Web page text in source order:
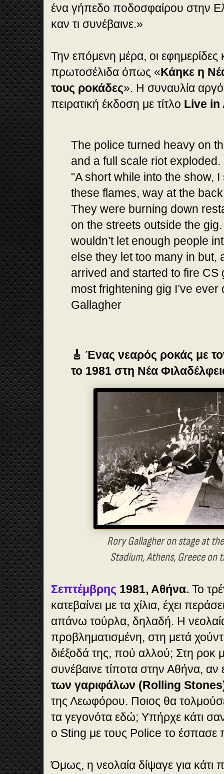
ένα γήπεδο ποδοσφαίρου στην
καν τι συνέβαινε.»
Την επόμενη μέρα, οι
πρωτοσέλιδα όπως «Κάηκε η
τους ροκάδες». Η συναυλία
πειρατική έκδοση με τίτλο Live in
The police turned heavy on
and a full scale riot exploded.
"A short while into the show,
these flames, way at the
They were burning down
on the streets outside the
wouldn’t let enough people
else they let too many in but,
arrived and started to fire CS
most frightening gig I’ve
Gallagher
🎸 Ένας νεαρός ροκάς με
το 1981 στη Νέα
Rory Gallagher on stage at
Stadium, Athens, Greece on
Σεπτέμβρης 1981, Αθήνα. Το
κατεβαίνει με τα χίλια, έχει
απάνω τούρλα, δηλαδή. Η
προβληματισμένη, στη μετά
διέξοδά της, πού αλλού; Στη ροκ
συνέβαινε τίποτα στην Αθήνα, αν
των γαριφάλων (Rolling
της Λεωφόρου. Ποιος θα
τα γεγονότα εδώ; Υπήρχε κάτι
ο Sting με τους Police το έσπασε
Όμως, η νεολαία δίψαγε για κάτι